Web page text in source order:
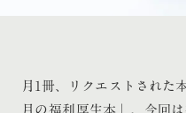
月1冊、リクエストされた
月の福利厚生本」。今回